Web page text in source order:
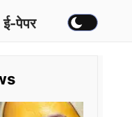
ई-पेपर